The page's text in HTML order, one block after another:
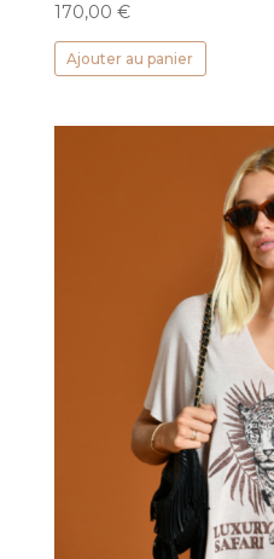
170,00 €
Ajouter au panier